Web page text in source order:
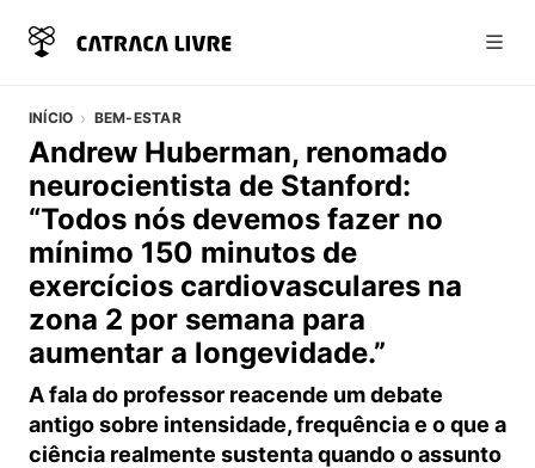
INÍCIO BEM-ESTAR
Andrew Huberman, renomado
neurocientista de Stanford:
“Todos nós devemos fazer no
mínimo 150 minutos de
exercícios cardiovasculares na
zona 2 por semana para
aumentar a longevidade.”
A fala do professor reacende um debate
antigo sobre intensidade, frequência e o que a
ciência realmente sustenta quando o assunto